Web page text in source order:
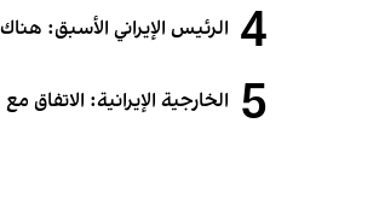
4 الرئيس الإيراني الأسبق:
5 الخارجية الإيرانية: